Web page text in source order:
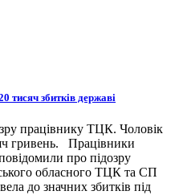
тисяч збитків державі
працівнику ТЦК. Чоловік
гривень. Працівники
про підозру
обласного ТЦК та СП
до значних збитків під